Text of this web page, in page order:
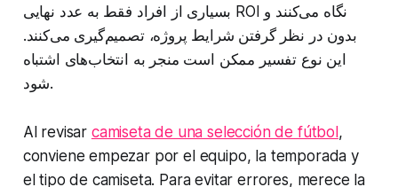
بسیاری از افراد فقط به عدد نهایی ROI نگاه می‌کنند و
بدون در نظر گرفتن شرایط پروژه، تصمیم‌گیری می‌کنند.
این نوع تفسیر ممکن است منجر به انتخاب‌های اشتباه
شود.
Al revisar camiseta de una selección de fútbol ,
conviene empezar por el equipo, la temporada y
el tipo de camiseta. Para evitar errores, merece la